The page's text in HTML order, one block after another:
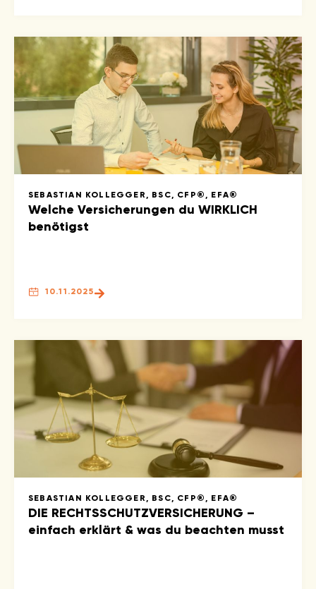
SEBASTIAN KOLLEGGER, BSC, CFP®, EFA®
Welche Versicherungen du WIRKLICH
benötigst
10.11.2025
SEBASTIAN KOLLEGGER, BSC, CFP®, EFA®
DIE RECHTSSCHUTZVERSICHERUNG –
einfach erklärt & was du beachten musst